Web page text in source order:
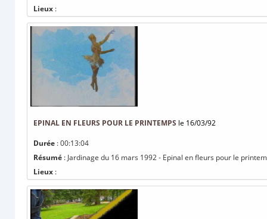
Lieux :
EPINAL EN FLEURS POUR LE PRINTEMPS le 16/03/92
Durée : 00:13:04
Résumé : Jardinage du 16 mars 1992 - Epinal en fleurs pour le
Lieux :